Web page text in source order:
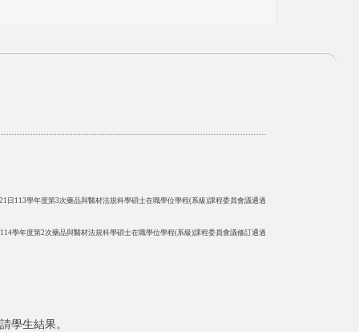
日113學年度第3次藥品與醫材法規科學碩士在職學位學程(系級)課程委員會議通過
學年度第2次藥品與醫材法規科學碩士在職學位學程(系級)課程委員會議修訂通過
學生結果。